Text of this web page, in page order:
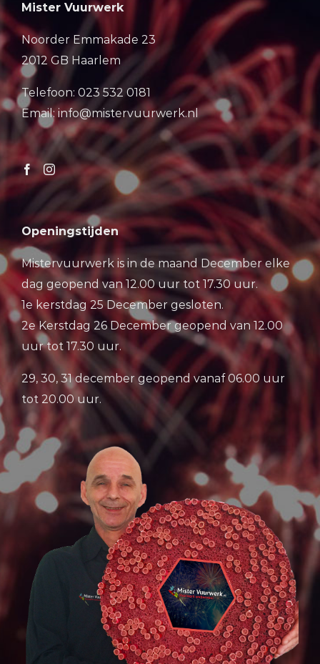
Mister Vuurwerk
Noorder Emmakade 23
2012 GB Haarlem
Telefoon: 023 532 0181
Email: info@mistervuurwerk.nl
Openingstijden
Mistervuurwerk is in de maand December elke
dag geopend van 12.00 uur tot 17.30 uur.
1e kerstdag 25 December gesloten.
2e Kerstdag 26 December geopend van 12.00
uur tot 17.30 uur.
29, 30, 31 december geopend vanaf 06.00 uur
tot 20.00 uur.